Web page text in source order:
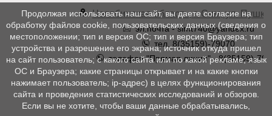
Челябинская область, г. Сим, ул.
эл.почта - simt740@yandex.ru
тел. 8(35159)-79070
телефон "Прямая линия" - 8(35159)-
Продолжая использовать наш сайт, вы даете согласие на
обработку файлов cookie, пользовательских данных (сведения о
местоположении; тип и версия ОС; тип и версия Браузера; тип
устройства и разрешение его экрана; источник откуда пришел
на сайт пользователь; с какого сайта или по какой рекламе; язык
ОС и Браузера; какие страницы открывает и на какие кнопки
нажимает пользователь; ip-адрес) в целях функционирования
сайта и проведения статистических исследований и обзоров.
Если вы не хотите, чтобы ваши данные обрабатывались,